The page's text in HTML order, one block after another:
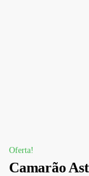
Oferta!
Camarão